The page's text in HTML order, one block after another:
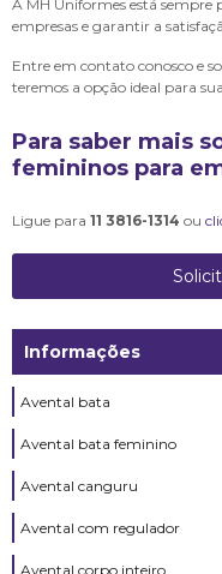
A MH Uniformes está sempre
empresas e garantir a
Entre em contato conosco e
teremos a opção ideal para
Para saber mais
femininos para
Ligue para 11 3816-1314 ou
Informações
Avental bata
Avental bata feminino
Avental canguru
Avental com regulador
Avental corpo inteiro